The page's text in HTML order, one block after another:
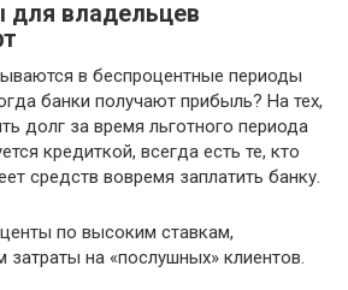
для владельцев
в беспроцентные периоды
банки получают прибыль? На тех,
долг за время льготного периода
кредиткой, всегда есть те, кто
средств вовремя заплатить банку.
по высоким ставкам,
затраты на «послушных» клиентов.